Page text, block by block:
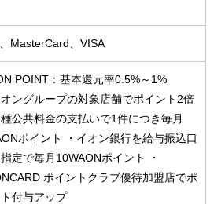
MasterCard、VISA
POINT：基本還元率0.5%～1%
オングループの対象店舗でポイント2倍
種公共料金の支払いで1件につき毎月
ポイント ・イオン銀行を給与振込口
定で毎月10WAONポイント ・
ポイントクラブ優待加盟店でポ
付与アップ